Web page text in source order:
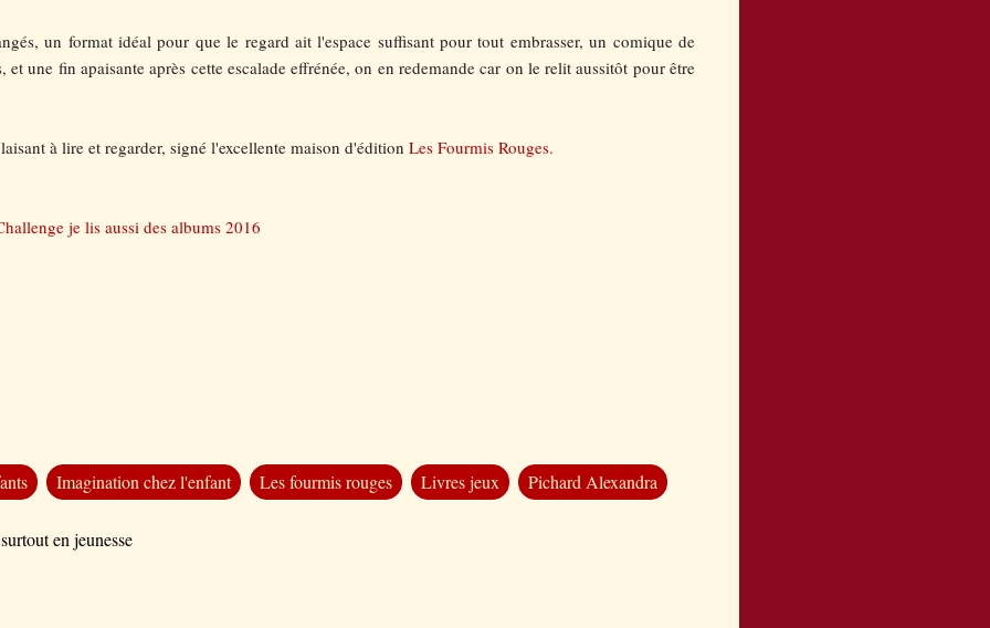
un format idéal pour que le regard ait l'espace suffisant pour tout embrasser, un comique de
une fin apaisante après cette escalade effrénée, on en redemande car on le relit aussitôt pour être
à lire et regarder, signé l'excellente maison d'édition Les Fourmis Rouges.
je lis aussi des albums 2016
Imagination chez l'enfant Les fourmis rouges Livres jeux
Pichard Alexandra
en jeunesse